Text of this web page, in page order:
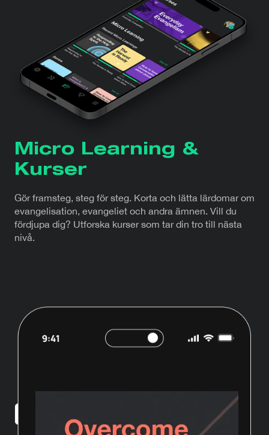
Micro Learning &
Kurser
Gör framsteg, steg för steg. Korta och lätta lärdomar om
evangelisation, evangeliet och andra ämnen. Vill du
fördjupa dig? Utforska kurser som tar din tro till nästa
nivå.